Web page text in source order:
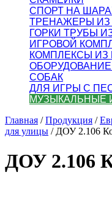
СПОРТ НА
ТРЕНАЖЕРЫ
ГОРКИ ТРУБЫ
ИГРОВОЙ
КОМПЛЕКСЫ ИЗ
СОБАК
ДЛЯ ИГРЫ С
МУЗЫКАЛЬНЫЕ
Главная /Продукция /
для улицы / ДОУ 2.106
ДОУ 2.106